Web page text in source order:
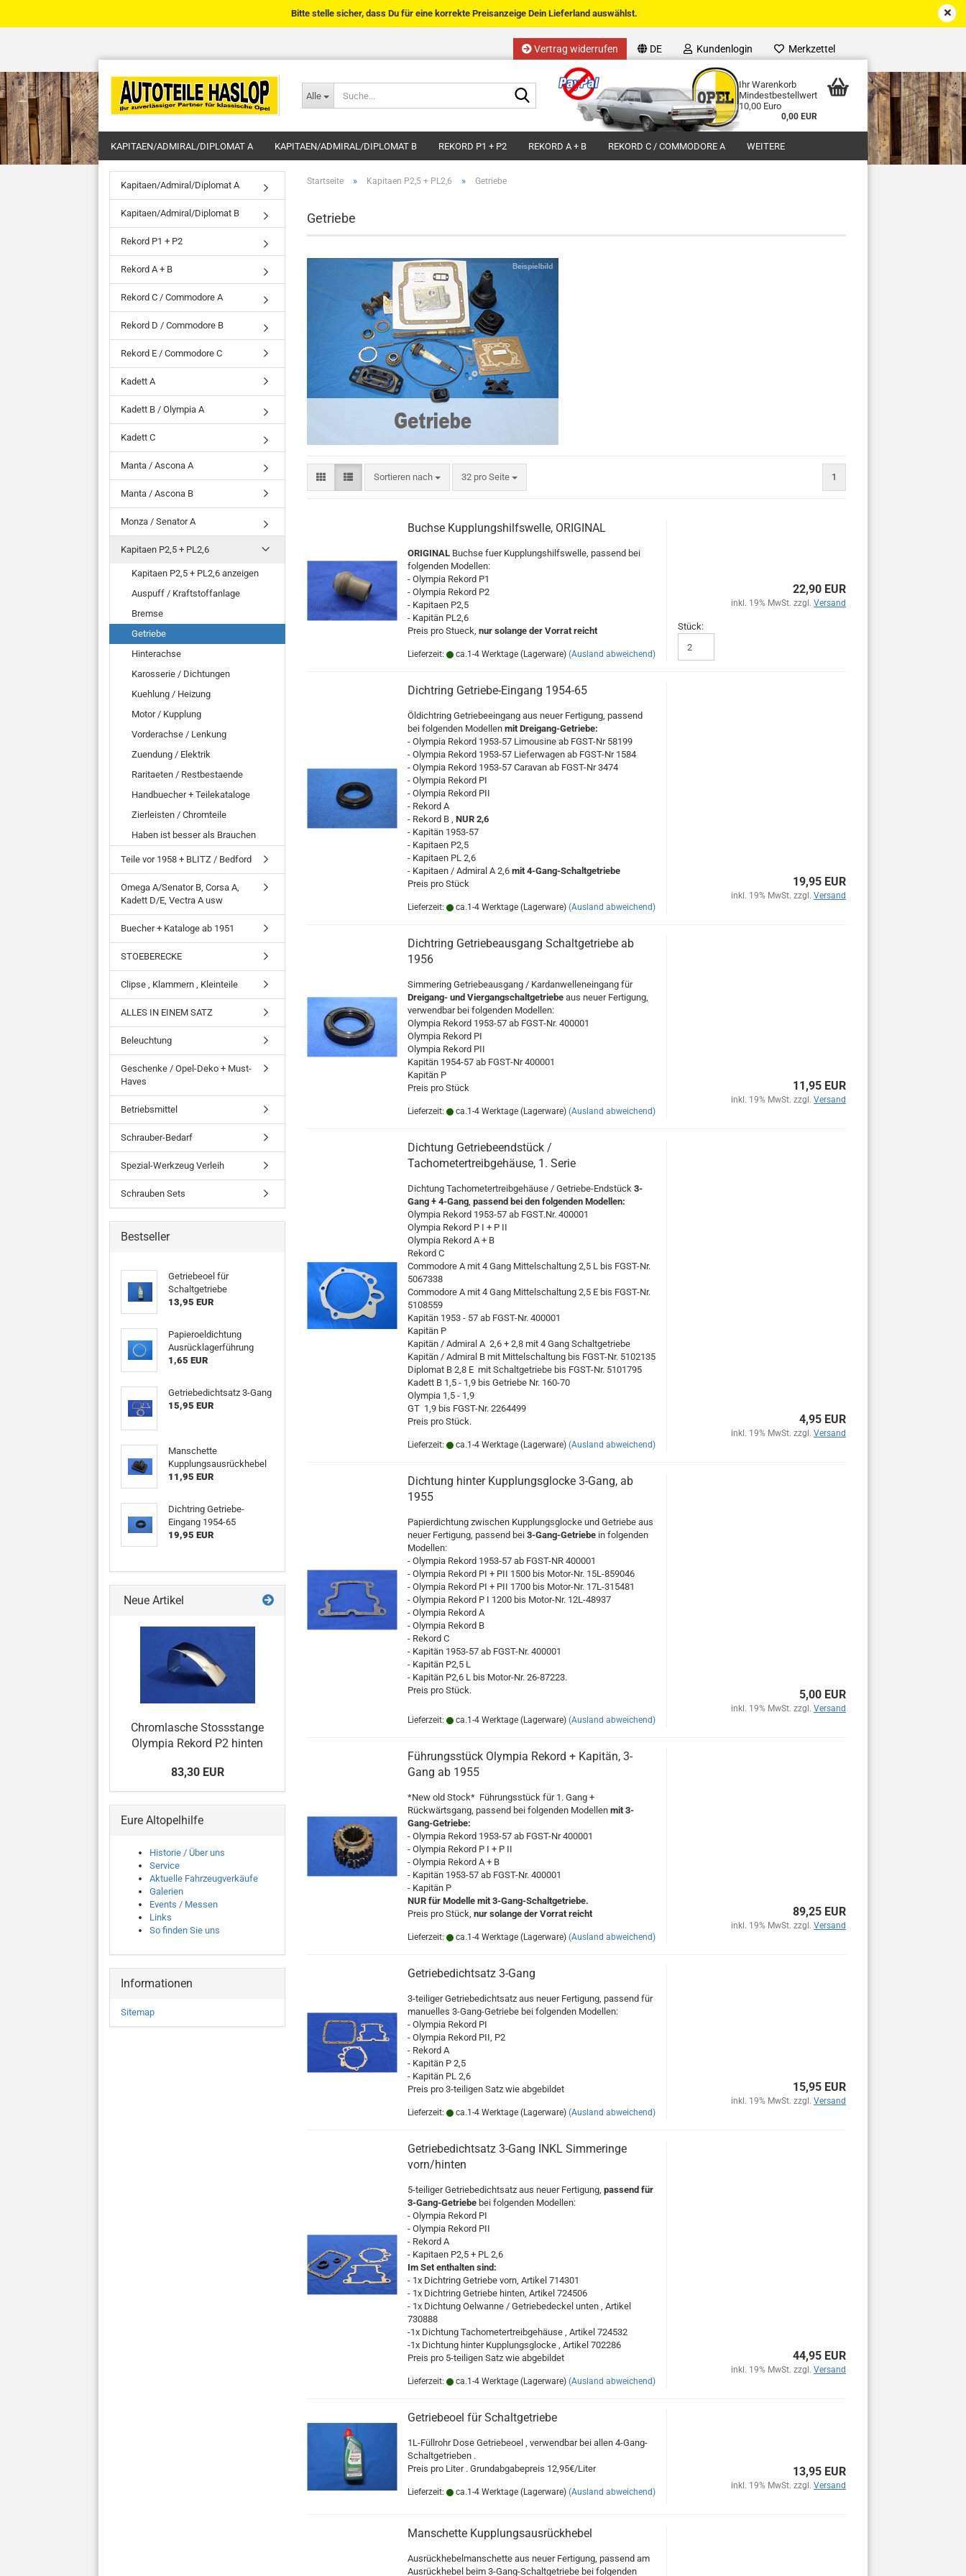
Vertrag widerrufen DE
Sprache auswählen
Lieferland
Kundenlogin
Passwort
Passwort vergessen?
Merkzettel
Alle
Suche...
Ihr Warenkorb
Mindestbestellwert
10,00 Euro
0,00 EUR
Bitte stelle sicher, dass Du für eine korrekte Preisanzeige Dein Lieferland auswählst.
KAPITAEN/ADMIRAL/DIPLOMAT A KAPITAEN/ADMIRAL/DIPLOMAT B REKORD P1 + P2 REKORD A + B REKORD C / COMMODORE A WEITERE
Startseite » Kapitaen P2,5 + PL2,6 » Getriebe
Getriebe
Sortieren nach
Sortieren nach 32 pro Seite
pro Seite 1
Buchse Kupplungshilfswelle, ORIGINAL
ORIGINAL Buchse fuer Kupplungshilfswelle, passend bei
folgenden Modellen:
- Olympia Rekord P1
- Olympia Rekord P2
- Kapitaen P2,5
- Kapitän PL2,6
Preis pro Stueck, nur solange der Vorrat reicht
Lieferzeit: ca.1-4 Werktage (Lagerware) (Ausland abweichend)
22,90 EUR
inkl. 19% MwSt. zzgl. Versand
Stück:
Dichtring Getriebe-Eingang 1954-65
Öldichtring Getriebeeingang aus neuer Fertigung, passend
bei folgenden Modellen mit Dreigang-Getriebe:
- Olympia Rekord 1953-57 Limousine ab FGST-Nr 58199
- Olympia Rekord 1953-57 Lieferwagen ab FGST-Nr 1584
- Olympia Rekord 1953-57 Caravan ab FGST-Nr 3474
- Olympia Rekord PI
- Olympia Rekord PII
- Rekord A
- Rekord B , NUR 2,6
- Kapitän 1953-57
- Kapitaen P2,5
- Kapitaen PL 2,6
- Kapitaen / Admiral A 2,6 mit 4-Gang-Schaltgetriebe
Preis pro Stück
Lieferzeit: ca.1-4 Werktage (Lagerware) (Ausland abweichend)
19,95 EUR
inkl. 19% MwSt. zzgl. Versand
Dichtring Getriebeausgang Schaltgetriebe ab
1956
Simmering Getriebeausgang / Kardanwelleneingang für
Dreigang- und Viergangschaltgetriebe aus neuer Fertigung,
verwendbar bei folgenden Modellen:
Olympia Rekord 1953-57 ab FGST-Nr. 400001
Olympia Rekord PI
Olympia Rekord PII
Kapitän 1954-57 ab FGST-Nr 400001
Kapitän P
Preis pro Stück
Lieferzeit: ca.1-4 Werktage (Lagerware) (Ausland abweichend)
11,95 EUR
inkl. 19% MwSt. zzgl. Versand
Dichtung Getriebeendstück /
Tachometertreibgehäuse, 1. Serie
Dichtung Tachometertreibgehäuse / Getriebe-Endstück 3-
Gang + 4-Gang, passend bei den folgenden Modellen:
Olympia Rekord 1953-57 ab FGST.Nr. 400001
Olympia Rekord P I + P II
Olympia Rekord A + B
Rekord C
Commodore A mit 4 Gang Mittelschaltung 2,5 L bis FGST-Nr.
5067338
Commodore A mit 4 Gang Mittelschaltung 2,5 E bis FGST-Nr.
5108559
Kapitän 1953 - 57 ab FGST-Nr. 400001
Kapitän P
Kapitän / Admiral A 2,6 + 2,8 mit 4 Gang Schaltgetriebe
Kapitän / Admiral B mit Mittelschaltung bis FGST-Nr. 5102135
Diplomat B 2,8 E mit Schaltgetriebe bis FGST-Nr. 5101795
Kadett B 1,5 - 1,9 bis Getriebe Nr. 160-70
Olympia 1,5 - 1,9
GT 1,9 bis FGST-Nr. 2264499
Preis pro Stück.
Lieferzeit: ca.1-4 Werktage (Lagerware) (Ausland abweichend)
4,95 EUR
inkl. 19% MwSt. zzgl. Versand
Dichtung hinter Kupplungsglocke 3-Gang, ab
1955
Papierdichtung zwischen Kupplungsglocke und Getriebe aus
neuer Fertigung, passend bei 3-Gang-Getriebe in folgenden
Modellen:
- Olympia Rekord 1953-57 ab FGST-NR 400001
- Olympia Rekord PI + PII 1500 bis Motor-Nr. 15L-859046
- Olympia Rekord PI + PII 1700 bis Motor-Nr. 17L-315481
- Olympia Rekord P I 1200 bis Motor-Nr. 12L-48937
- Olympia Rekord A
- Olympia Rekord B
- Rekord C
- Kapitän 1953-57 ab FGST-Nr. 400001
- Kapitän P2,5 L
- Kapitän P2,6 L bis Motor-Nr. 26-87223.
Preis pro Stück.
Lieferzeit: ca.1-4 Werktage (Lagerware) (Ausland abweichend)
5,00 EUR
inkl. 19% MwSt. zzgl. Versand
Führungsstück Olympia Rekord + Kapitän, 3-
Gang ab 1955
*New old Stock* Führungsstück für 1. Gang +
Rückwärtsgang, passend bei folgenden Modellen mit 3-
Gang-Getriebe:
- Olympia Rekord 1953-57 ab FGST-Nr 400001
- Olympia Rekord P I + P II
- Olympia Rekord A + B
- Kapitän 1953-57 ab FGST-Nr. 400001
- Kapitän P
NUR für Modelle mit 3-Gang-Schaltgetriebe.
Preis pro Stück, nur solange der Vorrat reicht
Lieferzeit: ca.1-4 Werktage (Lagerware) (Ausland abweichend)
89,25 EUR
inkl. 19% MwSt. zzgl. Versand
Getriebedichtsatz 3-Gang
3-teiliger Getriebedichtsatz aus neuer Fertigung, passend für
manuelles 3-Gang-Getriebe bei folgenden Modellen:
- Olympia Rekord PI
- Olympia Rekord PII, P2
- Rekord A
- Kapitän P 2,5
- Kapitän PL 2,6
Preis pro 3-teiligen Satz wie abgebildet
Lieferzeit: ca.1-4 Werktage (Lagerware) (Ausland abweichend)
15,95 EUR
inkl. 19% MwSt. zzgl. Versand
Getriebedichtsatz 3-Gang INKL Simmeringe
vorn/hinten
5-teiliger Getriebedichtsatz aus neuer Fertigung, passend für
3-Gang-Getriebe bei folgenden Modellen:
- Olympia Rekord PI
- Olympia Rekord PII
- Rekord A
- Kapitaen P2,5 + PL 2,6
Im Set enthalten sind:
- 1x Dichtring Getriebe vorn, Artikel 714301
- 1x Dichtring Getriebe hinten, Artikel 724506
- 1x Dichtung Oelwanne / Getriebedeckel unten , Artikel
730888
-1x Dichtung Tachometertreibgehäuse , Artikel 724532
-1x Dichtung hinter Kupplungsglocke , Artikel 702286
Preis pro 5-teiligen Satz wie abgebildet
Lieferzeit: ca.1-4 Werktage (Lagerware) (Ausland abweichend)
44,95 EUR
inkl. 19% MwSt. zzgl. Versand
Getriebeoel für Schaltgetriebe
1L-Füllrohr Dose Getriebeoel , verwendbar bei allen 4-Gang-
Schaltgetrieben .
Preis pro Liter . Grundabgabepreis 12,95€/Liter
Lieferzeit: ca.1-4 Werktage (Lagerware) (Ausland abweichend)
13,95 EUR
inkl. 19% MwSt. zzgl. Versand
Manschette Kupplungsausrückhebel
Ausrückhebelmanschette aus neuer Fertigung, passend am
Ausrückhebel beim 3-Gang-Schaltgetriebe bei folgenden
Kapitaen/Admiral/Diplomat A
Kapitaen/Admiral/Diplomat B
Rekord P1 + P2
Rekord A + B
Rekord C / Commodore A
Rekord D / Commodore B
Rekord E / Commodore C
Kadett A
Kadett B / Olympia A
Kadett C
Manta / Ascona A
Manta / Ascona B
Monza / Senator A
Kapitaen P2,5 + PL2,6
Kapitaen P2,5 + PL2,6 anzeigen
Auspuff / Kraftstoffanlage
Bremse
Getriebe
Hinterachse
Karosserie / Dichtungen
Kuehlung / Heizung
Motor / Kupplung
Vorderachse / Lenkung
Zuendung / Elektrik
Raritaeten / Restbestaende
Handbuecher + Teilekataloge
Zierleisten / Chromteile
Haben ist besser als Brauchen
Teile vor 1958 + BLITZ / Bedford
Omega A/Senator B, Corsa A,
Kadett D/E, Vectra A usw
Buecher + Kataloge ab 1951
STOEBERECKE
Clipse , Klammern , Kleinteile
ALLES IN EINEM SATZ
Beleuchtung
Geschenke / Opel-Deko + Must-
Haves
Betriebsmittel
Schrauber-Bedarf
Spezial-Werkzeug Verleih
Schrauben Sets
Bestseller
Getriebeoel für
Schaltgetriebe
13,95 EUR
Papieroeldichtung
Ausrücklagerführung
1,65 EUR
Getriebedichtsatz 3-Gang
15,95 EUR
Manschette
Kupplungsausrückhebel
11,95 EUR
Dichtring Getriebe-
Eingang 1954-65
19,95 EUR
Neue Artikel
Chromlasche Stossstange
Olympia Rekord P2 hinten
83,30 EUR
Eure Altopelhilfe
Historie / Über uns
Service
Aktuelle Fahrzeugverkäufe
Galerien
Events / Messen
Links
So finden Sie uns
Informationen
Sitemap